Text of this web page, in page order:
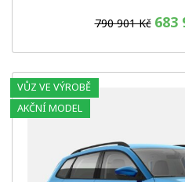
790 901 Kč 683
VŮZ VE VÝROBĚ
AKČNÍ MODEL